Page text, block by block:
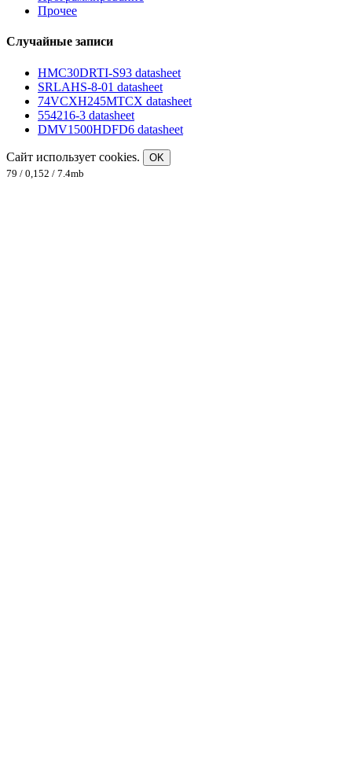
Прочее
Случайные записи
HMC30DRTI-S93 datasheet
SRLAHS-8-01 datasheet
74VCXH245MTCX datasheet
554216-3 datasheet
DMV1500HDFD6 datasheet
Сайт использует cookies.
OK
79 / 0,152 / 7.4mb